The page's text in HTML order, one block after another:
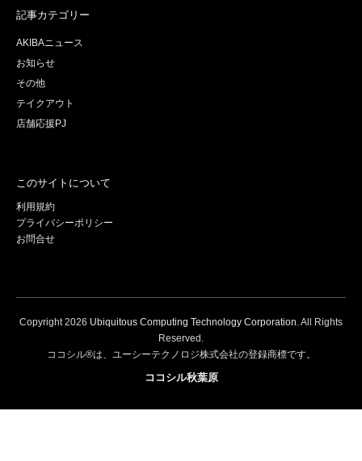
記事カテゴリー
AKIBAニュース
お知らせ
その他
テイクアウト
店舗応援PJ
このサイトについて
利用規約
プライバシーポリシー
お問合せ
Copyright2026 Ubiquitous Computing Technology Corporation. All Rights
Reserved.
ココシル®は、ユーシーテクノロジ株式会社の登録商標です。
ココシル秋葉原